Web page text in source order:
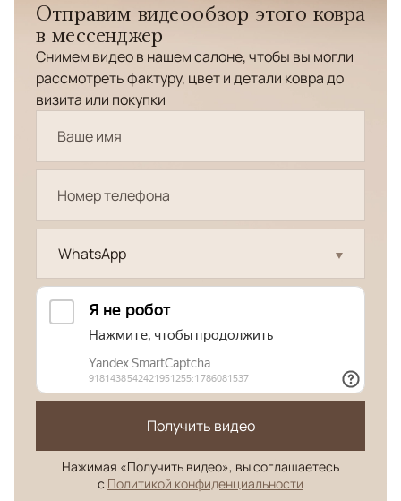
Отправим видеообзор этого ковра
в мессенджер
Снимем видео в нашем салоне, чтобы вы могли
рассмотреть фактуру, цвет и детали ковра до
визита или покупки
WhatsApp
Получить видео
Нажимая «Получить видео», вы соглашаетесь
с Политикой конфиденциальности